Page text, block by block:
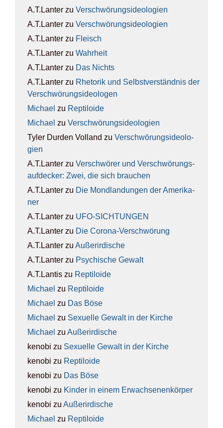
A.T.Lanter zu Ver­schwö­rungs­ideo­lo­gien
A.T.Lanter zu Ver­schwö­rungs­ideo­lo­gien
A.T.Lanter zu Fleisch
A.T.Lanter zu Wahr­heit
A.T.Lanter zu Das Nichts
A.T.Lanter zu Rhe­to­rik und Selbst­ver­ständ­nis der
Ver­schwö­rungs­ideo­lo­gen
Michael zu Rep­ti­lo­ide
Michael zu Ver­schwö­rungs­ideo­lo­gien
Tyler Durden Volland zu Ver­schwö­rungs­ideo­lo­
gien
A.T.Lanter zu Ver­schwö­rer und Ver­schwö­rungs­
auf­de­cker: Zwei, die sich brau­chen
A.T.Lanter zu Die Mond­lan­dun­gen der Ame­ri­ka­
ner
A.T.Lanter zu UFO-SICH­TUN­GEN
A.T.Lanter zu Die Coro­na-Ver­schwö­rung
A.T.Lanter zu Außer­ir­di­sche
A.T.Lanter zu Psy­chi­sche Gewalt
A.T.Lantis zu Rep­ti­lo­ide
Michael zu Rep­ti­lo­ide
Michael zu Das Böse
Michael zu Sexu­el­le Gewalt in der Kir­che
Michael zu Außer­ir­di­sche
kenobi zu Sexu­el­le Gewalt in der Kir­che
kenobi zu Rep­ti­lo­ide
kenobi zu Das Böse
kenobi zu Kin­der in einem Erwach­se­nen­kör­per
kenobi zu Außer­ir­di­sche
Michael zu Rep­ti­lo­ide